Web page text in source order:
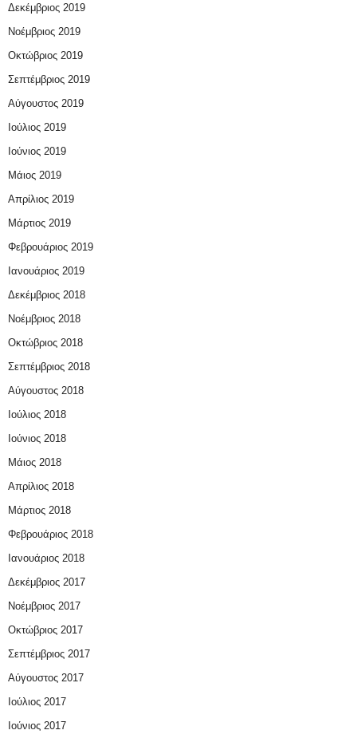
Δεκέμβριος 2019
Νοέμβριος 2019
Οκτώβριος 2019
Σεπτέμβριος 2019
Αύγουστος 2019
Ιούλιος 2019
Ιούνιος 2019
Μάιος 2019
Απρίλιος 2019
Μάρτιος 2019
Φεβρουάριος 2019
Ιανουάριος 2019
Δεκέμβριος 2018
Νοέμβριος 2018
Οκτώβριος 2018
Σεπτέμβριος 2018
Αύγουστος 2018
Ιούλιος 2018
Ιούνιος 2018
Μάιος 2018
Απρίλιος 2018
Μάρτιος 2018
Φεβρουάριος 2018
Ιανουάριος 2018
Δεκέμβριος 2017
Νοέμβριος 2017
Οκτώβριος 2017
Σεπτέμβριος 2017
Αύγουστος 2017
Ιούλιος 2017
Ιούνιος 2017